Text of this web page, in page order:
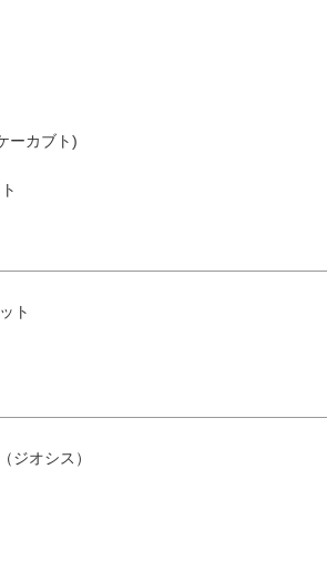
ーカブト)
ト
ジオシス）